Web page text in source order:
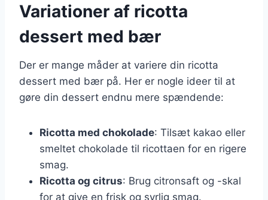
Variationer af ricotta
dessert med bær
Der er mange måder at variere din ricotta
dessert med bær på. Her er nogle ideer til at
gøre din dessert endnu mere spændende:
Ricotta med chokolade: Tilsæt kakao eller
smeltet chokolade til ricottaen for en rigere
smag.
Ricotta og citrus: Brug citronsaft og -skal
for at give en frisk og syrlig smag.